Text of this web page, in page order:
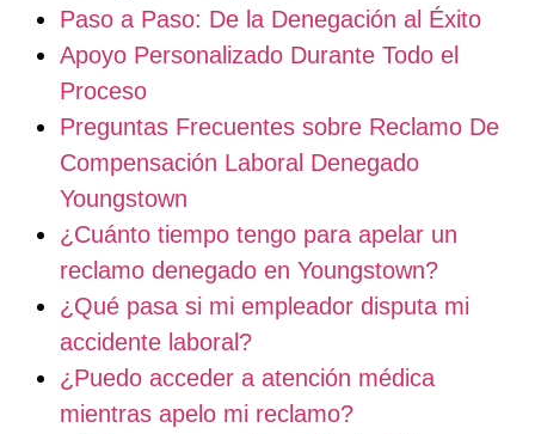
Paso a Paso: De la Denegación al Éxito
Apoyo Personalizado Durante Todo el
Proceso
Preguntas Frecuentes sobre Reclamo De
Compensación Laboral Denegado
Youngstown
¿Cuánto tiempo tengo para apelar un
reclamo denegado en Youngstown?
¿Qué pasa si mi empleador disputa mi
accidente laboral?
¿Puedo acceder a atención médica
mientras apelo mi reclamo?